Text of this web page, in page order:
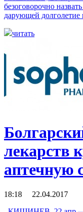
безоговорочно
дарующей
читать
лекарств
аптечную
18:18 22.04.2017